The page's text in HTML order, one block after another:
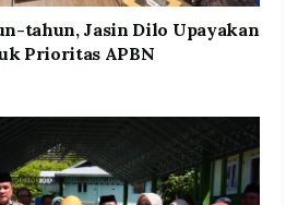
tahun, Jasin Dilo Upayakan
Prioritas APBN